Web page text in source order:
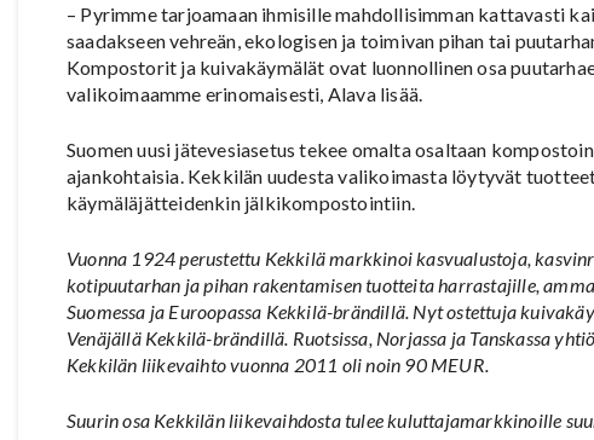
– Pyrimme tarjoamaan ihmisille mahdollisimman kattavasti
saadakseen vehreän, ekologisen ja toimivan pihan tai
Kompostorit ja kuivakäymälät ovat luonnollinen osa
valikoimaamme erinomaisesti, Alava lisää.
Suomen uusi jätevesiasetus tekee omalta osaltaan
ajankohtaisia. Kekkilän uudesta valikoimasta löytyvät
käymäläjätteidenkin jälkikompostointiin.
Vuonna 1924 perustettu Kekkilä markkinoi kasvualustoja,
kotipuutarhan ja pihan rakentamisen tuotteita harrastajille,
Suomessa ja Euroopassa Kekkilä-brändillä. Nyt ostettuja
Venäjällä Kekkilä-brändillä. Ruotsissa, Norjassa ja Tanskassa
Kekkilän liikevaihto vuonna 2011 oli noin 90 MEUR.
Suurin osa Kekkilän liikevaihdosta tulee kuluttajamarkkinoille